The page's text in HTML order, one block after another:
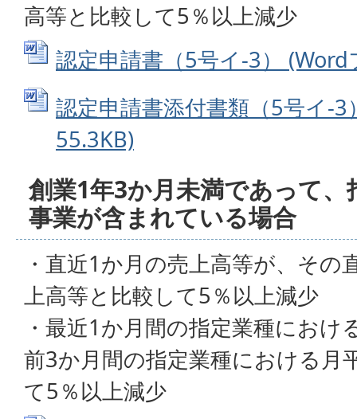
高等と比較して5％以上減少
認定申請書（5号イ-3）
認定申請書添付書類（5号イ-
55.3KB)
創業1年3か月未満であって
事業が含まれている場合
・直近1か月の売上高等が、その
上高等と比較して5％以上減少
・最近1か月間の指定業種におけ
前3か月間の指定業種における月
て5％以上減少